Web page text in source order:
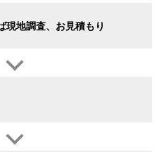
現地調査、お見積もり